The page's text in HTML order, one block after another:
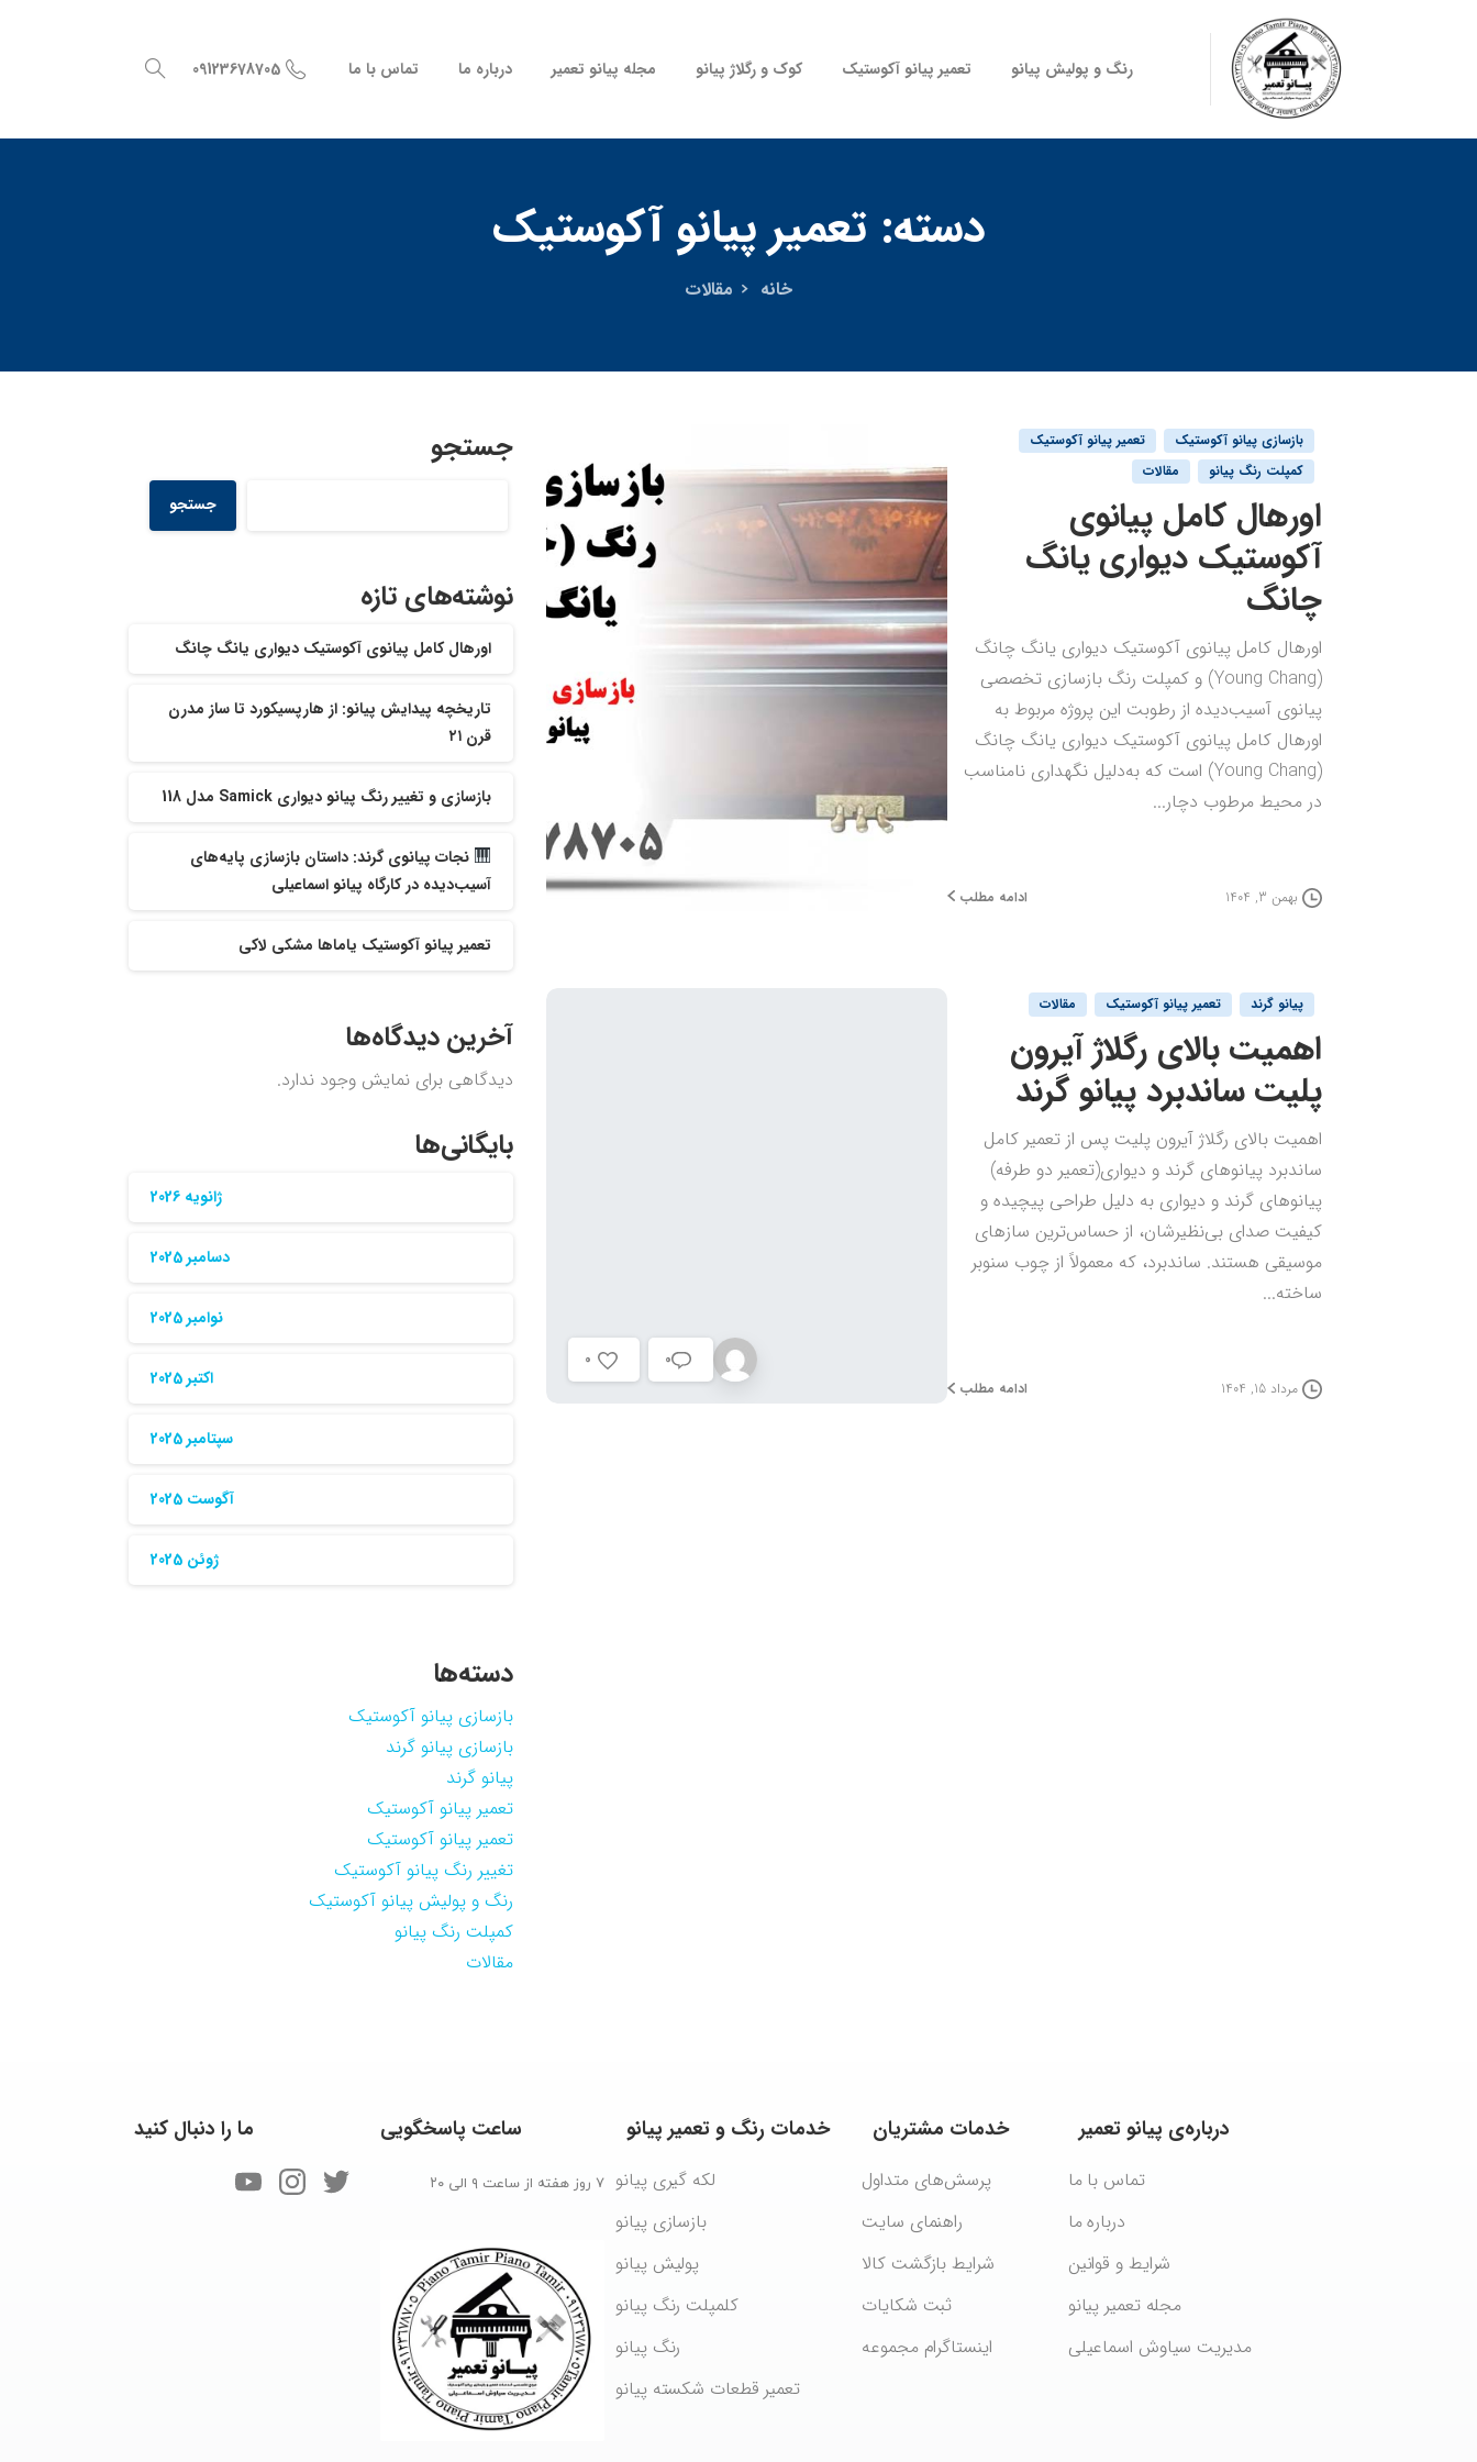
رنگ و پولیش پیانو تعمیر پیانو آکوستیک کوک و رگلاژ پیانو مجله پیانو تعمیر درباره ما تماس با ما 09123678705
دسته:تعمیر پیانو آکوستیک
خانه مقالات
بازسازی پیانو آکوستیک
تعمیر پیانو آکوستیک
کمپلت رنگ پیانو
مقالات
اورهال کامل پیانوی
آکوستیک دیواری یانگ
چانگ
اورهال کامل پیانوی آکوستیک دیواری یانگ چانگ
(Young Chang) و کمپلت رنگ بازسازی تخصصی
پیانوی آسیب‌دیده از رطوبت این پروژه مربوط به
اورهال کامل پیانوی آکوستیک دیواری یانگ چانگ
(Young Chang) است که به‌دلیل نگهداری نامناسب
در محیط مرطوب دچار...
بهمن 3, 1404 ادامه مطلب
0
0
پیانو گرند تعمیر پیانو آکوستیک مقالات
اهمیت بالای رگلاژ آیرون
پلیت ساندبرد پیانو گرند
اهمیت بالای رگلاژ آیرون پلیت پس از تعمیر کامل
ساندبرد پیانوهای گرند و دیواری(تعمیر دو طرفه)
پیانوهای گرند و دیواری به دلیل طراحی پیچیده و
کیفیت صدای بی‌نظیرشان، از حساس‌ترین سازهای
موسیقی هستند. ساندبرد، که معمولاً از چوب سنوبر
ساخته...
مرداد 15, 1404 ادامه مطلب
جستجو
جستجو
نوشته‌های تازه
اورهال کامل پیانوی آکوستیک دیواری یانگ چانگ
تاریخچه پیدایش پیانو: از هارپسیکورد تا ساز مدرن
قرن ۲۱
بازسازی و تغییر رنگ پیانو دیواری Samick مدل 118
نجات پیانوی گرند: داستان بازسازی پایه‌های
آسیب‌دیده در کارگاه پیانو اسماعیلی
تعمیر پیانو آکوستیک یاماها مشکی لاکی
آخرین دیدگاه‌ها
دیدگاهی برای نمایش وجود ندارد.
بایگانی‌ها
ژانویه 2026
دسامبر 2025
نوامبر 2025
اکتبر 2025
سپتامبر 2025
آگوست 2025
ژوئن 2025
دسته‌ها
بازسازی پیانو آکوستیک
بازسازی پیانو گرند
پیانو گرند
تعمیر پیانو آکوستیک
تعمیر پیانو آکوستیک
تغییر رنگ پیانو آکوستیک
رنگ و پولیش پیانو آکوستیک
کمپلت رنگ پیانو
مقالات
درباره‌ی پیانو تعمیر
تماس با ما
درباره ما
شرایط و قوانین
مجله تعمیر پیانو
مدیریت سیاوش اسماعیلی
خدمات مشتریان
پرسش‌های متداول
راهنمای سایت
شرایط بازگشت کالا
ثبت شکایات
اینستاگرام مجموعه
خدمات رنگ و تعمیر پیانو
لکه گیری پیانو
بازسازی پیانو
پولیش پیانو
کلمپلت رنگ پیانو
رنگ پیانو
تعمیر قطعات شکسته پیانو
ساعت پاسخگویی
۷ روز هفته از ساعت ۹ الی ۲۰
ما را دنبال کنید